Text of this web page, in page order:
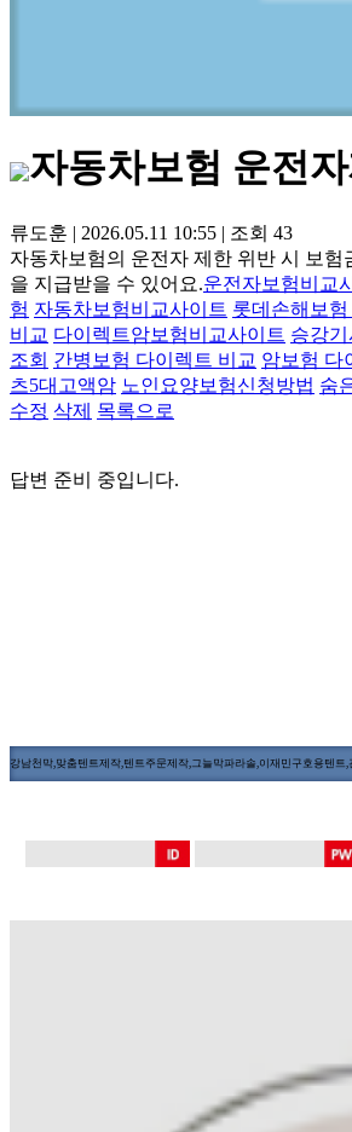
자동차보험 운전
류도훈 | 2026.05.11 10:55 | 조회 43
자동차보험의 운전자 제한 위반 시 보
을 지급받을 수 있어요.운전자보험비교
험 자동차보험비교사이트 롯데손해보
비교 다이렉트암보험비교사이트 승강
조회 간병보험 다이렉트 비교 암보험 다
츠5대고액암 노인요양보험신청방법 숨
수정 삭제 목록으로
답변 준비 중입니다.
강남천막,맞춤텐트제작,텐트주문제작,그늘막파라솔,이재민구호용텐